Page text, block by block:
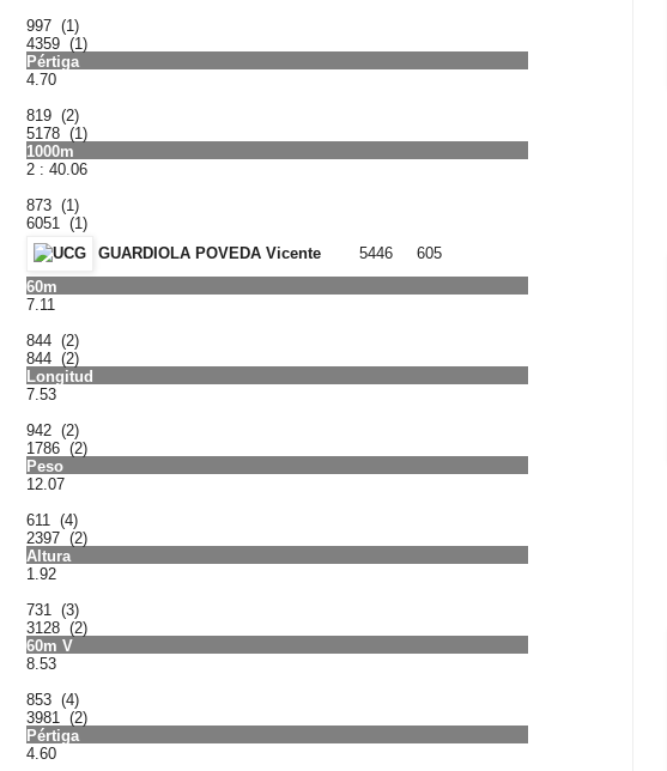
997 (1)
4359 (1)
Pértiga
4.70
819 (2)
5178 (1)
1000m
2 : 40.06
873 (1)
6051 (1)
GUARDIOLA POVEDA Vicente 5446
605
60m
7.11
844 (2)
844 (2)
Longitud
7.53
942 (2)
1786 (2)
Peso
12.07
611 (4)
2397 (2)
Altura
1.92
731 (3)
3128 (2)
60m V
8.53
853 (4)
3981 (2)
Pértiga
4.60